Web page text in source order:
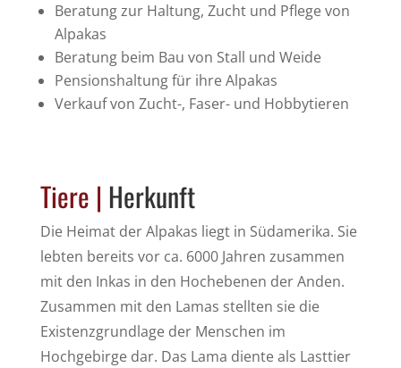
Beratung zur Haltung, Zucht und Pflege von
Alpakas
Beratung beim Bau von Stall und Weide
Pensionshaltung für ihre Alpakas
Verkauf von Zucht-, Faser- und Hobbytieren
Tiere | Herkunft
Die Heimat der Alpakas liegt in Südamerika. Sie
lebten bereits vor ca. 6000 Jahren zusammen
mit den Inkas in den Hochebenen der Anden.
Zusammen mit den Lamas stellten sie die
Existenzgrundlage der Menschen im
Hochgebirge dar. Das Lama diente als Lasttier